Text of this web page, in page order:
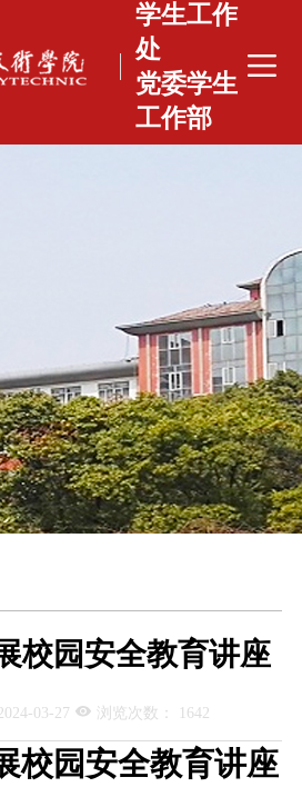
学生工作
处
党委学生
工作部
校园安全教育讲座
03-27  浏览次数： 1642
校园安全教育讲座